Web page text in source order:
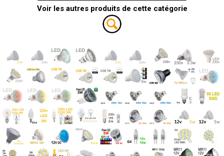
Voir les autres produits de cette catégorie